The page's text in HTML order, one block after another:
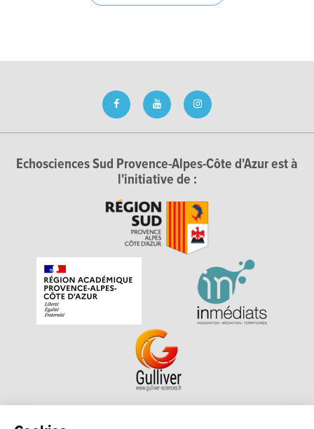
Echosciences Sud Provence-Alpes-Côte d'Azur est à
l'initiative de :